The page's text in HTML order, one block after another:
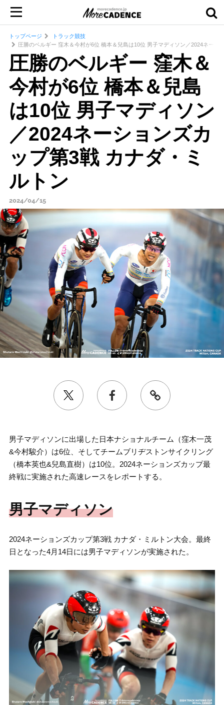
トップページ
トラック競技
圧勝のベルギー 窪木＆今村が6位 橋本＆兒島は10位 男子マディソン／2024ネーシ
圧勝のベルギー 窪木＆
今村が6位 橋本＆兒島
は10位 男子マディソン
／2024ネーションズカ
ップ第3戦 カナダ・ミ
ルトン
2024/04/15
男子マディソンに出場した日本ナショナルチーム（窪木一茂
&今村駿介）は6位、そしてチームブリヂストンサイクリング
（橋本英也&兒島直樹）は10位。2024ネーションズカップ最
終戦に実施された高速レースをレポートする。
男子マディソン
2024ネーションズカップ第3戦 カナダ・ミルトン大会。最終
日となった4月14日には男子マディソンが実施された。